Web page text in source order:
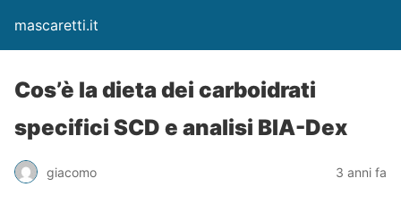
mascaretti.it
Cos’è la dieta dei carboidrati
specifici SCD e analisi BIA-Dex
giacomo 3 anni fa